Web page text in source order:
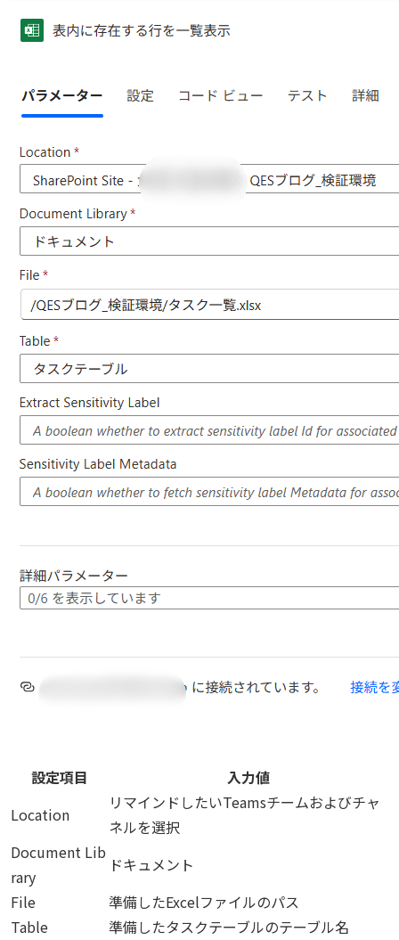
設定項目
入力値
Location
リマインドしたいTeamsチームおよびチャ
ネルを選択
Document Lib
rary
ドキュメント
File
準備したExcelファイルのパス
Table
準備したタスクテーブルのテーブル名